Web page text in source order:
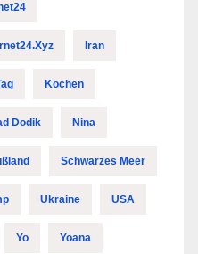
Iran
Kochen
Dodik Nina
Schwarzes Meer
Ukraine USA
Yo Yoana